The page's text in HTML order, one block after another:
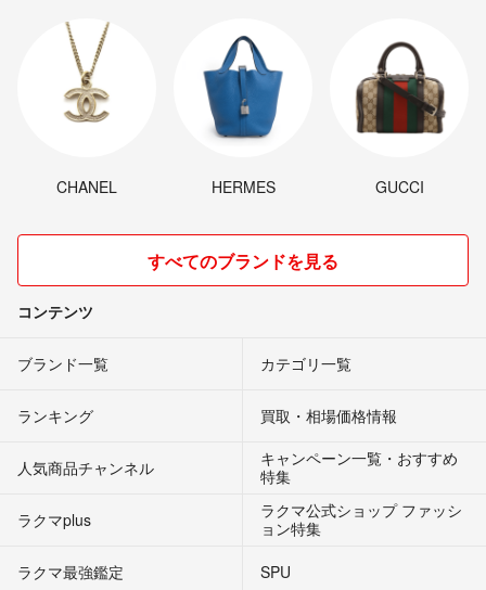
CHANEL HERMES GUCCI
すべてのブランドを見る
コンテンツ
ブランド一覧 カテゴリ一覧
ランキング 買取・相場価格情報
人気商品チャンネル
キャンペーン一覧・おすすめ
特集
ラクマplus
ラクマ公式ショップ ファッシ
ョン特集
ラクマ最強鑑定
SPU